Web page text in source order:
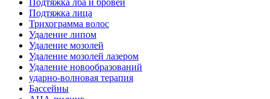
Подтяжка лица
Трихограмма волос
Удаление липом
Удаление мозолей
Удаление мозолей лазером
Удаление новообразований
ударно-волновая терапия
Бассейны